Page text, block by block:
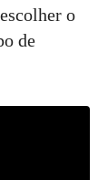
o
de